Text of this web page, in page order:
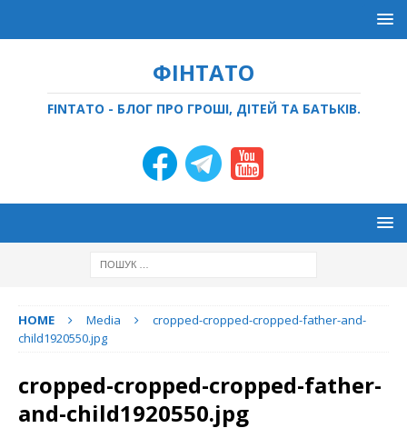
ФІНТАТО
FINTATO - БЛОГ ПРО ГРОШІ, ДІТЕЙ ТА БАТЬКІВ.
HOME Media
cropped-cropped-cropped-father-and-
child1920550.jpg
cropped-cropped-cropped-father-
and-child1920550.jpg